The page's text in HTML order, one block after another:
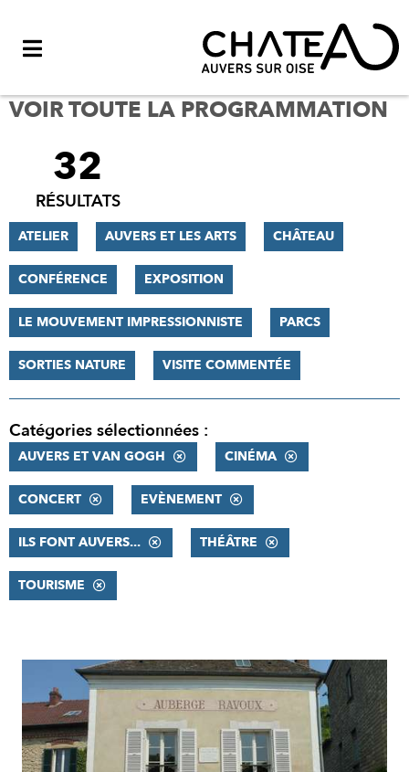
VOIR TOUTE LA PROGRAMMATION
FILTRER
RÉSULTATS
32
RÉSULTATS
ATELIER AUVERS ET LES ARTS CHÂTEAU
CONFÉRENCE EXPOSITION
LE MOUVEMENT IMPRESSIONNISTE PARCS
SORTIES NATURE VISITE COMMENTÉE
Catégories sélectionnées :
AUVERS ET VAN GOGH CINÉMA
CONCERT EVÈNEMENT
ILS FONT AUVERS... THÉÂTRE
TOURISME
RÉSULTATS